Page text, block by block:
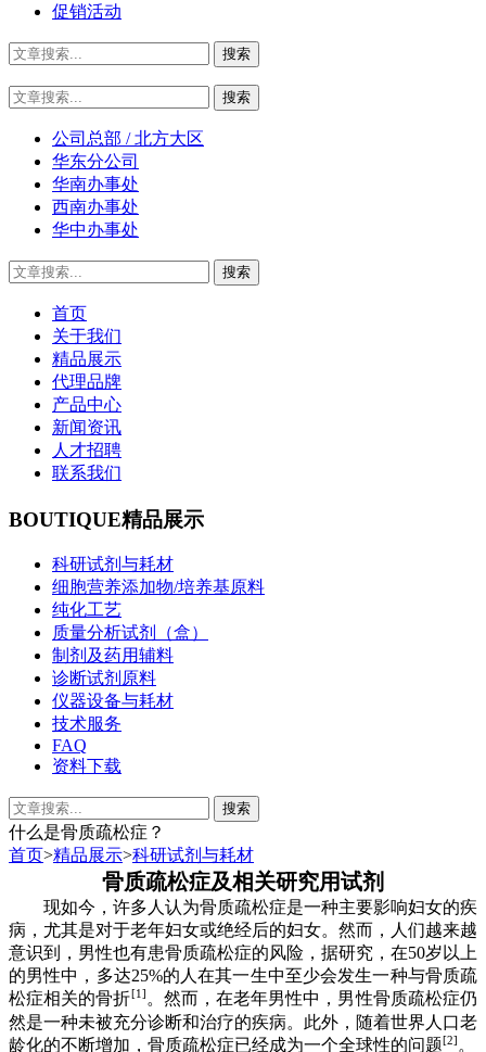
促销活动
公司总部 / 北方大区
华东分公司
华南办事处
西南办事处
华中办事处
首页
关于我们
精品展示
代理品牌
产品中心
新闻资讯
人才招聘
联系我们
BOUTIQUE精品展示
科研试剂与耗材
细胞营养添加物/培养基原料
纯化工艺
质量分析试剂（盒）
制剂及药用辅料
诊断试剂原料
仪器设备与耗材
技术服务
FAQ
资料下载
什么是骨质疏松症？
首页>精品展示>科研试剂与耗材
骨质疏松症及相关研究用试剂
现如今， 许多人认为骨质疏松症是一种主要影响妇女的疾
病，尤其是对于老年妇女或绝经后的妇女。然而，人们越来越
意识到，男性也有患骨质疏松症的风险，据研究 ，在50岁以上
的男性中，多达25%的人在其一生中至少会发生一种与骨质疏
松症相关的骨折[1] 。然而， 在老年男性中 ， 男性骨质疏松症仍
然是一种未被充分诊断和治疗的疾病。此外，随着世界人口老
龄化的不断增加，骨质疏松症已经成为一个全球性的问题[2] 。